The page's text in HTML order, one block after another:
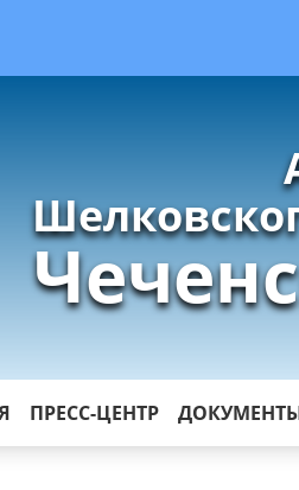
ПРЕСС-ЦЕНТР